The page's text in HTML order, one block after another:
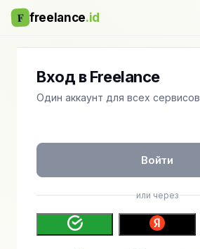
F freelance.id
Вход в Freelance
Один аккаунт для всех
Войти
или через